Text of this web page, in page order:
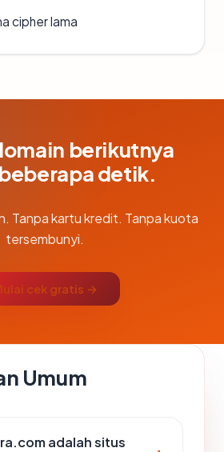
cipher lama
berikutnya
detik.
Tanpa kartu kredit. Tanpa kuota
tersembunyi.
cek gratis →
Umum
adalah situs